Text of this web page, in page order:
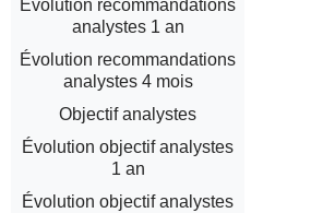
Évolution recommandations
analystes 1 an
Évolution recommandations
analystes 4 mois
Objectif analystes
Évolution objectif analystes
1 an
Évolution objectif analystes